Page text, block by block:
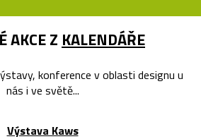
AKCE Z KALENDÁŘE
konference v oblasti designu u
nás i ve světě...
Výstava Kaws